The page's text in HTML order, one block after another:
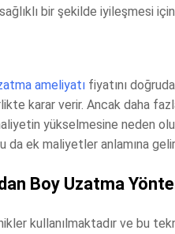
bir şekilde iyileşmesi
ameliyatı fiyatını
karar verir. Ancak daha
yükselmesine
ek maliyetler anlamına
Boy Uzatma
kullanılmaktadır ve bu